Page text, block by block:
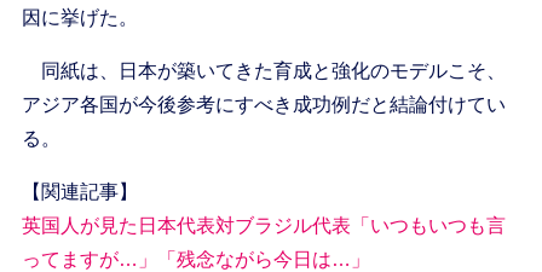
因に挙げた。
同紙は、日本が築いてきた育成と強化のモデルこそ、
アジア各国が今後参考にすべき成功例だと結論付けてい
る。
【関連記事】
英国人が見た日本代表対ブラジル代表「いつもいつも言
ってますが…」「残念ながら今日は…」